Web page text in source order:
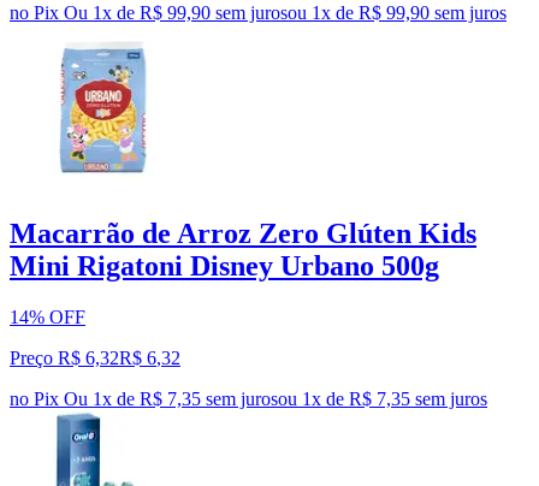
no Pix Ou 1x de R$ 99,90 sem jurosou 1x de R$ 99,90 sem juros
Macarrão de Arroz Zero Glúten Kids
Mini Rigatoni Disney Urbano 500g
14% OFF
Preço R$ 6,32R$ 6,32
no Pix Ou 1x de R$ 7,35 sem jurosou 1x de R$ 7,35 sem juros